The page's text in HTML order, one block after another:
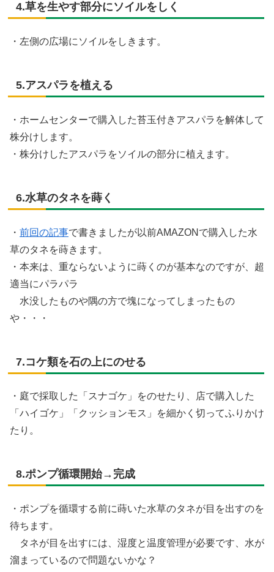
4.草を生やす部分にソイルをしく
・左側の広場にソイルをしきます。
5.アスパラを植える
・ホームセンターで購入した苔玉付きアスパラを解体して
株分けします。
・株分けしたアスパラをソイルの部分に植えます。
6.水草のタネを蒔く
・ 前回の記事で書きましたが以前AMAZONで購入した水
草のタネを蒔きます。
・本来は、重ならないように蒔くのが基本なのですが、超
適当にパラパラ
水没したものや隅の方で塊になってしまったもの
や・・・
7.コケ類を石の上にのせる
・庭で採取した「スナゴケ」をのせたり、店で購入した
「ハイゴケ」「クッションモス」を細かく切ってふりかけ
たり。
8.ポンプ循環開始→完成
・ポンプを循環する前に蒔いた水草のタネが目を出すのを
待ちます。
タネが目を出すには、湿度と温度管理が必要です、水が
溜まっているので問題ないかな？